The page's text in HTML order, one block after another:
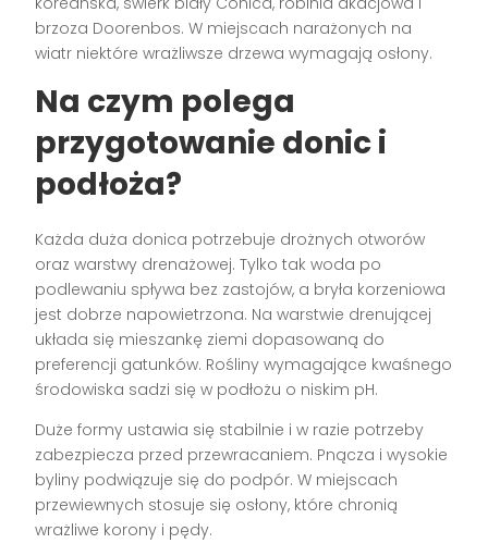
brzoza Doorenbos. W miejscach narażonych na
wiatr niektóre wrażliwsze drzewa wymagają osłony.
Na czym polega
przygotowanie donic i
podłoża?
Każda duża donica potrzebuje drożnych otworów
oraz warstwy drenażowej. Tylko tak woda po
podlewaniu spływa bez zastojów, a bryła korzeniowa
jest dobrze napowietrzona. Na warstwie drenującej
układa się mieszankę ziemi dopasowaną do
preferencji gatunków. Rośliny wymagające kwaśnego
środowiska sadzi się w podłożu o niskim pH.
Duże formy ustawia się stabilnie i w razie potrzeby
zabezpiecza przed przewracaniem. Pnącza i wysokie
byliny podwiązuje się do podpór. W miejscach
przewiewnych stosuje się osłony, które chronią
wrażliwe korony i pędy.